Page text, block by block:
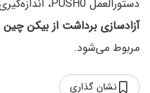
دستورالعمل PUSH0، اندازه‌گیری و محدود کردن کد اولیه،
آزادسازی برداشت از بیکن چین
مربوط می‌شود.
نشان گذاری